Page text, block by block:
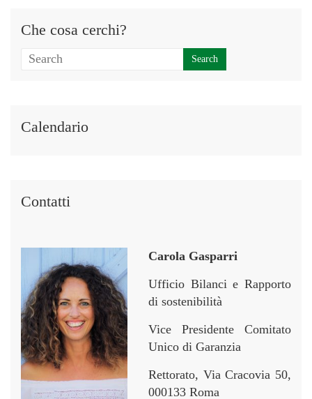
Che cosa cerchi?
Calendario
Contatti
Carola Gasparri
Ufficio Bilanci e Rapporto
di sostenibilità
Vice Presidente Comitato
Unico di Garanzia
Rettorato, Via Cracovia 50,
000133 Roma